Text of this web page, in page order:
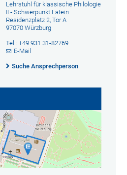
Lehrstuhl für klassische Philologie
II - Schwerpunkt Latein
Residenzplatz 2, Tor A
97070 Würzburg
Tel.: +49 931 31-82769
E-Mail
Suche Ansprechperson